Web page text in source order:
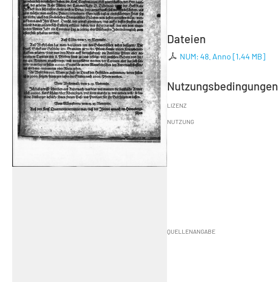
Dateien
NUM: 48. Anno [1,44 MB]
Nutzungsbedingungen
LIZENZ
NUTZUNG
QUELLENANGABE